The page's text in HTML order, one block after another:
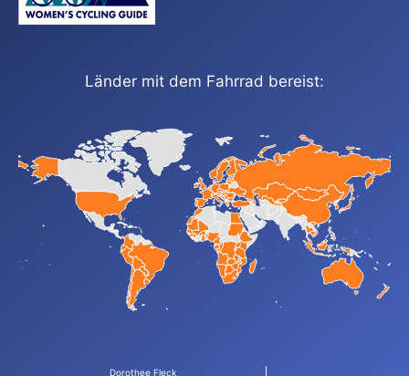
Länder mit dem Fahrrad bereist:
Dorothee Fleck